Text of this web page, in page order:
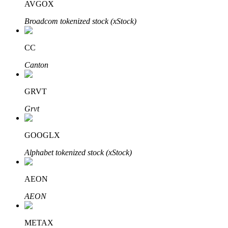
BTR-låsningar
Exklusiva investeringar för BTR-innehavare
Lån
AVGOX
Broadcom tokenized stock (xStock)
CC
Canton
GRVT
Grvt
GOOGLX
Alphabet tokenized stock (xStock)
AEON
AEON
METAX